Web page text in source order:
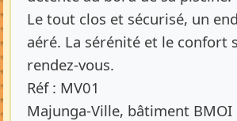
Le tout clos et sécurisé, un
aéré. La sérénité et le confort
rendez-vous.
Réf : MV01
Majunga-Ville, bâtiment BMOI